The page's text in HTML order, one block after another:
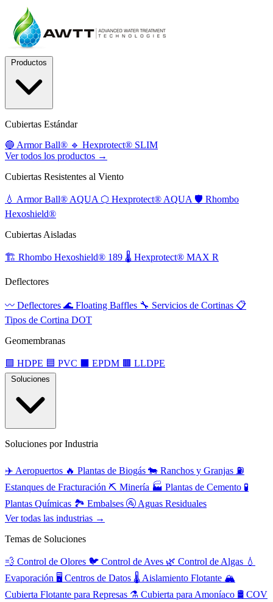
Cubiertas Estándar
🔵 Armor Ball® 🔹 Hexprotect® SLIM
Ver todos los productos →
Cubiertas Resistentes al Viento
💧 Armor Ball® AQUA ⬡ Hexprotect® AQUA 🛡️ Rhombo
Hexoshield®
Cubiertas Aisladas
🏗️ Rhombo Hexoshield® 189 🌡️ Hexprotect® MAX R
Deflectores
〰️ Deflectores 🌊 Floating Baffles 🔧 Servicios de Cortinas 📋
Tipos de Cortina DOT
Geomembranas
🟩 HDPE 🟦 PVC EPDM 🟫 LLDPE
Soluciones por Industria
✈️ Aeropuertos 🔥 Plantas de Biogás 🐄 Ranchos y Granjas ⛽
Estanques de Fracturación ⛏️ Minería 🏭 Plantas de Cemento 🧪
Plantas Químicas 🏞️ Embalses 🚰 Aguas Residuales
Ver todas las industrias →
Temas de Soluciones
💨 Control de Olores 🐦 Control de Aves 🌿 Control de Algas 💧
Evaporación 🖥️ Centros de Datos 🌡️ Aislamiento Flotante 🏔️
Cubierta Flotante para Represas ⚗️ Cubierta para Amoníaco 🛢️ COV